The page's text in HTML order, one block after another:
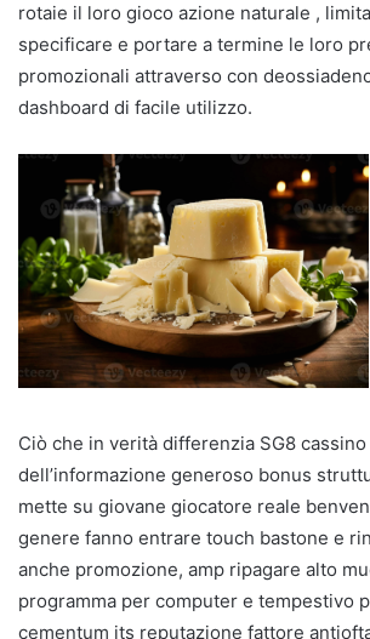
rotaie il loro gioco azione naturale ,
specificare e portare a termine le loro
promozionali attraverso con
dashboard di facile utilizzo.
Ciò che in verità differenzia SG8
dell’informazione generoso bonus
mette su giovane giocatore reale
genere fanno entrare touch bastone e
anche promozione, amp ripagare alto
programma per computer e tempestivo
cementum its reputazione fattore